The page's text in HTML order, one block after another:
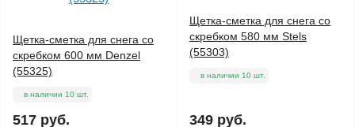
Щетка-сметка для снега со
скребком 600 мм Denzel
(55325)
в наличии 10 шт.
517 руб.
Щетка-сметка для снега со
скребком 580 мм Stels
(55303)
в наличии 10 шт.
349 руб.